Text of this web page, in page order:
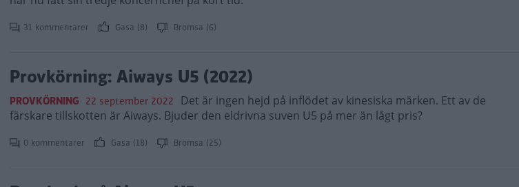
31 kommentarer Gasa (8) Bromsa (6)
Provkörning: Aiways U5 (2022)
PROVKÖRNING 22 september 2022 Det är ingen hejd på inflödet av kinesiska märken. Ett av de
färskare tillskotten är Aiways. Bjuder den eldrivna suven U5 på mer än lågt pris?
0 kommentarer Gasa (18) Bromsa (25)